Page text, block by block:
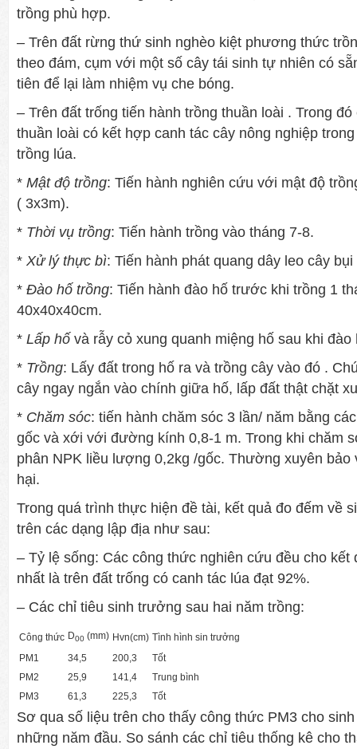
trồng phù hợp.
– Trên đất rừng thứ sinh nghèo kiệt phương thức
theo đám, cụm với một số cây tái sinh tự nhiên có
tiên để lại làm nhiệm vụ che bóng.
– Trên đất trống tiến hành trồng thuần loài . Trong
thuần loài có kết hợp canh tác cây nông nghiệp
trồng lúa.
* Mật độ trồng: Tiến hành nghiên cứu với mật độ
( 3x3m).
* Thời vụ trồng: Tiến hành trồng vào tháng 7-8.
* Xử lý thực bì: Tiến hành phát quang dây leo cây
* Đào hố trồng: Tiến hành đào hố trước khi trồng 1
40x40x40cm.
* Lấp hố và rẫy cỏ xung quanh miệng hố sau khi đào
* Trồng: Lấy đất trong hố ra và trồng cây vào đó .
cây ngay ngắn vào chính giữa hố, lấp đất thật chặt
* Chăm sóc: tiến hành chăm sóc 3 lần/ năm bằng
gốc và xới với đường kính 0,8-1 m. Trong khi chăm
phân NPK liều lượng 0,2kg /gốc. Thường xuyên bảo
hại.
Trong quá trình thực hiện đề tài, kết quả đo đếm về
trên các dạng lập địa như sau:
– Tỷ lệ sống: Các công thức nghiên cứu đều cho kết
nhất là trên đất trống có canh tác lúa đạt 92%.
– Các chỉ tiêu sinh trưởng sau hai năm trồng:
Công thức D00 (mm) Hvn(cm) Tình hình sin trưởng
PM1
34,5 200,3
Tốt
PM2
25,9 141,4
Trung bình
PM3
61,3 225,3 Tốt
Sơ qua số liệu trên cho thấy công thức PM3 cho
những năm đầu. So sánh các chỉ tiêu thống kê cho